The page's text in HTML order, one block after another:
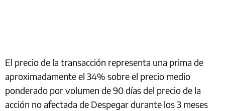
El precio de la transacción representa una prima de
aproximadamente el 34% sobre el precio medio
ponderado por volumen de 90 días del precio de la
acción no afectada de Despegar durante los 3 meses